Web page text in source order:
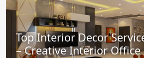
Top Interior Decor
– Creative Interior